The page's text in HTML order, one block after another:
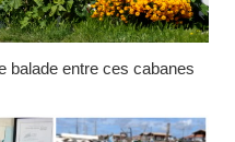
balade entre ces cabanes